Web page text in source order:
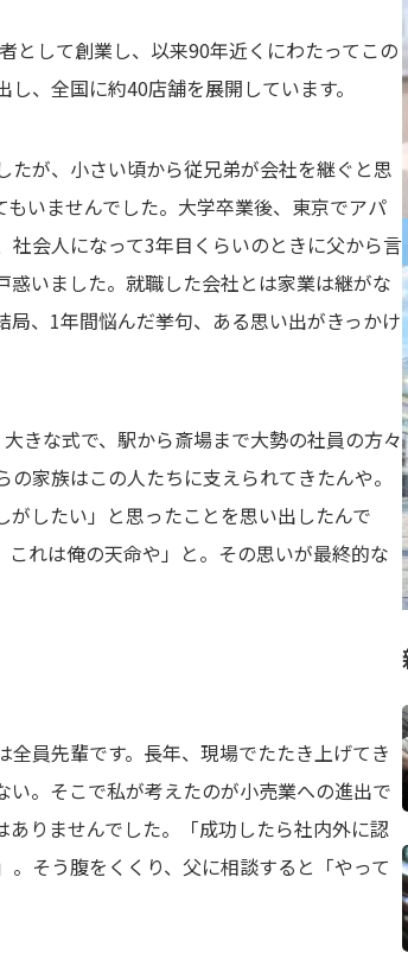
として創業し、以来90年近くにわたってこの
、全国に約40店舗を展開しています。
が、小さい頃から従兄弟が会社を継ぐと思
いませんでした。大学卒業後、東京でアパ
社会人になって3年目くらいのときに父から言
いました。就職した会社とは家業は継がな
、1年間悩んだ挙句、ある思い出がきっかけ
きな式で、駅から斎場まで大勢の社員の方々
家族はこの人たちに支えられてきたんや。
したい」と思ったことを思い出したんで
れは俺の天命や」と。その思いが最終的な
員先輩です。長年、現場でたたき上げてき
。そこで私が考えたのが小売業への進出で
りませんでした。「成功したら社内外に認
そう腹をくくり、父に相談すると「やって